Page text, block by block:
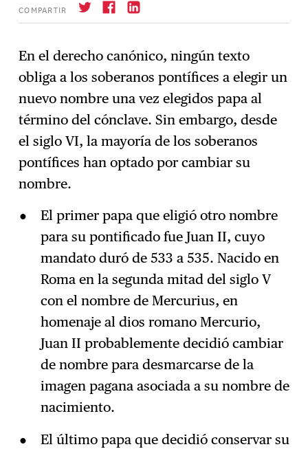
COMPARTIR
→ Suscríbase
En el derecho canónico, ningún texto
obliga a los soberanos pontífices a elegir un
nuevo nombre una vez elegidos papa al
término del cónclave. Sin embargo, desde
el siglo VI, la mayoría de los soberanos
pontífices han optado por cambiar su
nombre.
El primer papa que eligió otro nombre
para su pontificado fue Juan II, cuyo
mandato duró de 533 a 535. Nacido en
Roma en la segunda mitad del siglo V
con el nombre de Mercurius, en
homenaje al dios romano Mercurio,
Juan II probablemente decidió cambiar
de nombre para desmarcarse de la
imagen pagana asociada a su nombre de
nacimiento.
El último papa que decidió conservar su